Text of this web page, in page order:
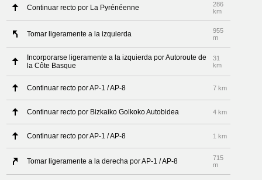
Continuar recto por La Pyrénéenne
286
km
Tomar ligeramente a la izquierda
955
m
Incorporarse ligeramente a la izquierda por Autoroute de
la Côte Basque
31
km
Continuar recto por AP-1 / AP-8 7 km
Continuar recto por Bizkaiko Golkoko Autobidea 4 km
Continuar recto por AP-1 / AP-8 1 km
Tomar ligeramente a la derecha por AP-1 / AP-8
715
m